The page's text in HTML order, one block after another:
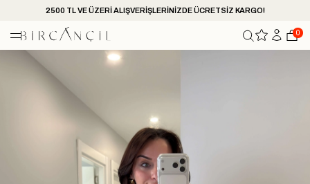
2500 TL VE ÜZERİ ALIŞVERİŞLERİNİZDE ÜCRETSİZ KARGO!
0